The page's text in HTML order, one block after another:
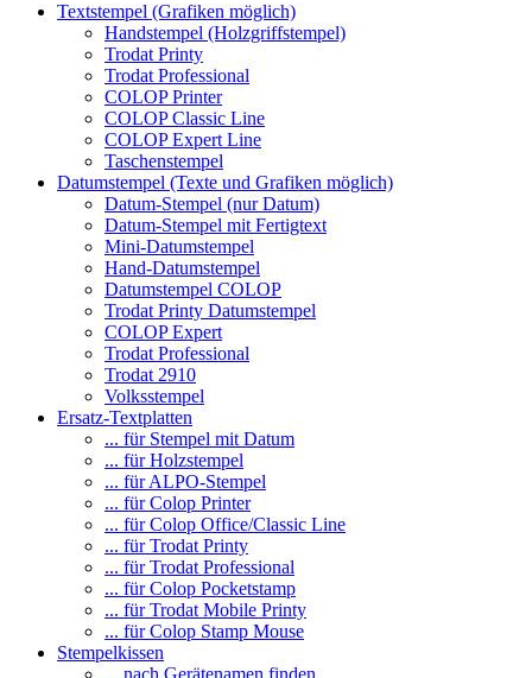
Textstempel (Grafiken möglich)
Handstempel (Holzgriffstempel)
Trodat Printy
Trodat Professional
COLOP Printer
COLOP Classic Line
COLOP Expert Line
Taschenstempel
Datumstempel (Texte und Grafiken möglich)
Datum-Stempel (nur Datum)
Datum-Stempel mit Fertigtext
Mini-Datumstempel
Hand-Datumstempel
Datumstempel COLOP
Trodat Printy Datumstempel
COLOP Expert
Trodat Professional
Trodat 2910
Volksstempel
Ersatz-Textplatten
... für Stempel mit Datum
... für Holzstempel
... für ALPO-Stempel
... für Colop Printer
... für Colop Office/Classic Line
... für Trodat Printy
... für Trodat Professional
... für Colop Pocketstamp
... für Trodat Mobile Printy
... für Colop Stamp Mouse
Stempelkissen